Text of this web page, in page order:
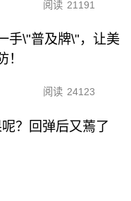
阅读 21191
手\"普及牌\"，让美
！
阅读 24123
？回弹后又蔫了